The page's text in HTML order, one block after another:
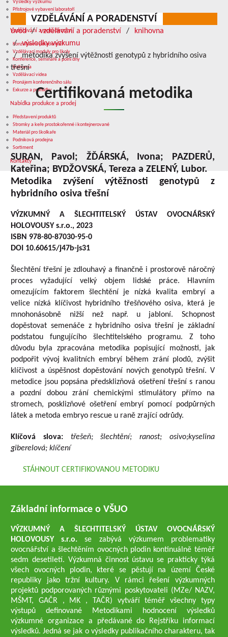
Výsledky výzkumu
Přístrojové vybavení laboratoří
Služby v oblasti výzkumu
Vzdělávání a poradenství
Konzultace a poradenství
Vzdělávací moduly pro školy
Konference, semináře a polní dny
Knihovna
Vzdělávací videa
Pronájem konferenčního sálu
Exkurze a prohlídky
Nabídka produkce a prodej
Představení produktů
Stromky a keře prostokořenné i kontejnerované
Materiál pro školkaře
Podniková prodejna
Sortiment
Kontakty
VZDĚLÁVÁNÍ A PORADENSTVÍ
úvod vzdělávání a poradenství
knihovna
výsledky výzkumu
metodika zvýšení výtěžnosti genotypů z hybridního osiva
třešní
Certifikovaná metodika
SURAN, Pavol; ŽĎÁRSKÁ, Ivona; PAZDERŮ,
Kateřina; BYDŽOVSKÁ, Tereza a ZELENÝ, Lubor.
Metodika zvýšení výtěžnosti genotypů z
hybridního osiva třešní
VÝZKUMNÝ A ŠLECHTITELSKÝ ÚSTAV OVOCNÁŘSKÝ
HOLOVOUSY s.r.o., 2023
ISBN 978-80-87030-95-0
DOI 10.60615/j47b-js31
Šlechtění třešní je zdlouhavý a finančně i prostorově náročný
proces vyžadující velký objem lidské práce. Hlavním
omezujícím faktorem šlechtění je nízká kvalita embryí a
velice nízká klíčivost hybridního třešňového osiva, která je
mnohonásobně nižší než např. u jabloní. Schopnost
dopěstovat semenáče z hybridního osiva třešní je základní
podstatou fungujícího šlechtitelského programu. Z toho
důvodu byla zpracována metodika popisující možnosti, jak
podpořit vývoj kvalitních embryí během zrání plodů, zvýšit
klíčivost a úspěšnost dopěstování nových genotypů třešní. V
metodice jsou popsána předsklizňová ošetření třešní s ranou
a pozdní dobou zrání chemickými stimulátory přímo na
stromech, posklizňové ošetření embryí pomocí podpůrných
látek a metoda embryo rescue u raně zrající odrůdy.
Klíčová slova: třešeň; šlechtění; ranost; osivo;kyselina
giberelová; klíčení
STÁHNOUT CERTIFIKOVANOU METODIKU
Základní informace o VŠUO
VÝZKUMNÝ A ŠLECHTITELSKÝ ÚSTAV OVOCNÁŘSKÝ
HOLOVOUSY s.r.o.se zabývá výzkumem problematiky
ovocnářství a šlechtěním ovocných plodin kontinuálně téměř
sedm desetiletí. Výzkumná činnost ústavu se prakticky týká
všech ovocných plodin, které se pěstují na území České
republiky jako tržní kultury. V rámci řešení výzkumných
projektů podporovaných různými poskytovateli (MZe/ NAZV,
MŠMT, GAČR , MK , TAČR) vytváří téměř všechny typy
výstupů definované Metodikami hodnocení výsledků
výzkumné organizace a předávané do Rejstříku informací
výsledků. Jedná se jak o výsledky publikačního charakteru, tak